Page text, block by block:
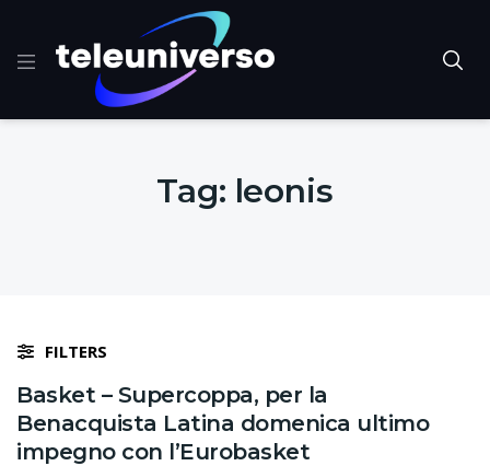
Tag: leonis
FILTERS
Basket – Supercoppa, per la
Benacquista Latina domenica ultimo
impegno con l’Eurobasket